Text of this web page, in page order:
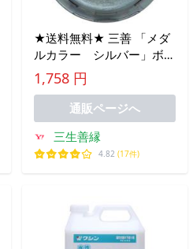
★送料無料★ 三善 「メダ
ルカラー シルバー」ボデ
ィペイント ハロウィンメ
イク 仮装メイク
1,758 円
通販ページへ
三生善縁
4.82 (17件)